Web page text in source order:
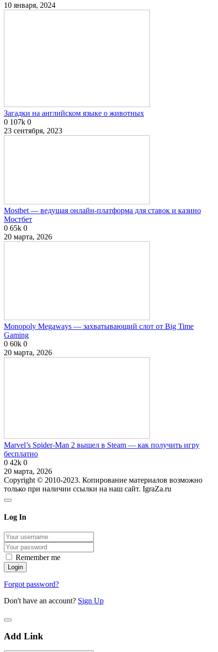
10 января, 2024
Загадки на английском языке о животных
0 107k 0
23 сентября, 2023
Mostbet — ведущая онлайн-платформа для ставок и казино
Мостбет
0 65k 0
20 марта, 2026
Monopoly Megaways — захватывающий слот от Big Time
Gaming
0 60k 0
20 марта, 2026
Marvel’s Spider-Man 2 вышел в Steam — как получить игру
бесплатно
0 42k 0
20 марта, 2026
Copyright © 2010-2023. Копирование материалов возможно
только при наличии ссылки на наш сайт. IgraZa.ru
Log In
Remember me
Forgot password?
Don't have an account? Sign Up
Add Link